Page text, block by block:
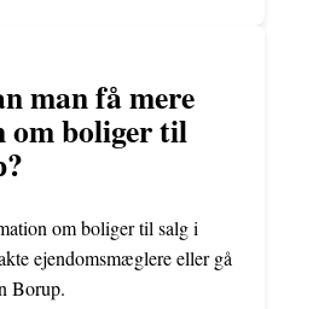
man få mere
boliger til
om boliger til salg i
ejendomsmæglere eller gå
Borup.